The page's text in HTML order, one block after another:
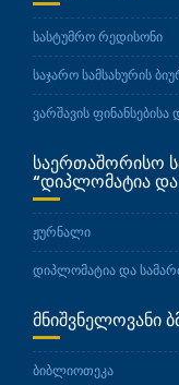
სასტუმრო რედისონი
საჯარო სამსახურის
ვარშავის
ᲡᲐᲔᲠᲗᲐᲨᲝᲠᲘᲡᲝ
“ᲓᲘᲞᲚᲝᲛᲐᲢᲘᲐ
ჟურნალი
დიპლომატია და
ᲛᲜᲘᲨᲕᲜᲔᲚᲝᲕᲐᲜᲘ
ბიბლიოთეკა